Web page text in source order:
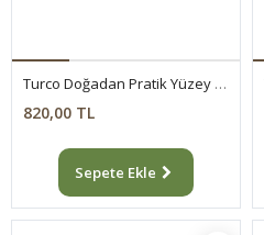
Turco Doğadan Pratik Yüzey Temizlik Havlusu 8x100 (800 Yaprak)
820,00 TL
Sepete Ekle